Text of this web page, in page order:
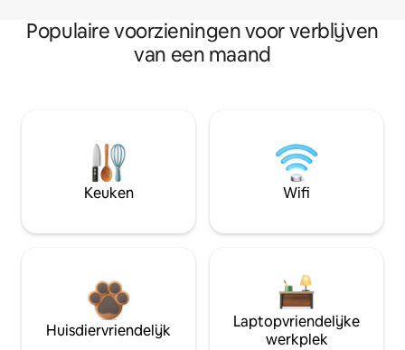
Populaire voorzieningen voor verblijven
van een maand
Keuken Wifi
Huisdiervriendelijk
Laptopvriendelijke
werkplek